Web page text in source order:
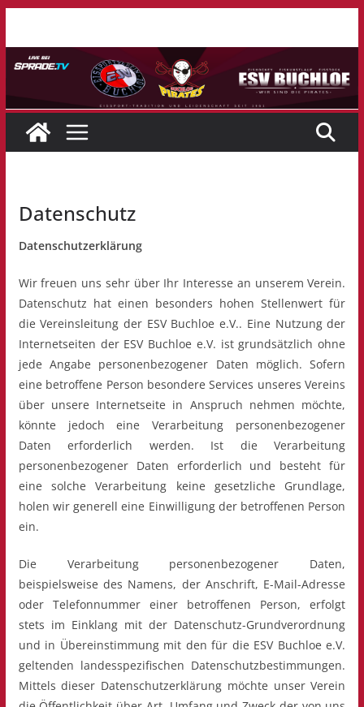
springen
Datenschutz
Datenschutzerklärung
Wir freuen uns sehr über Ihr Interesse an unserem Verein.
Datenschutz hat einen besonders hohen Stellenwert für
die Vereinsleitung der ESV Buchloe e.V.. Eine Nutzung der
Internetseiten der ESV Buchloe e.V. ist grundsätzlich ohne
jede Angabe personenbezogener Daten möglich. Sofern
eine betroffene Person besondere Services unseres Vereins
über unsere Internetseite in Anspruch nehmen möchte,
könnte jedoch eine Verarbeitung personenbezogener
Daten erforderlich werden. Ist die Verarbeitung
personenbezogener Daten erforderlich und besteht für
eine solche Verarbeitung keine gesetzliche Grundlage,
holen wir generell eine Einwilligung der betroffenen Person
ein.
Die Verarbeitung personenbezogener Daten,
beispielsweise des Namens, der Anschrift, E-Mail-Adresse
oder Telefonnummer einer betroffenen Person, erfolgt
stets im Einklang mit der Datenschutz-Grundverordnung
und in Übereinstimmung mit den für die ESV Buchloe e.V.
geltenden landesspezifischen Datenschutzbestimmungen.
Mittels dieser Datenschutzerklärung möchte unser Verein